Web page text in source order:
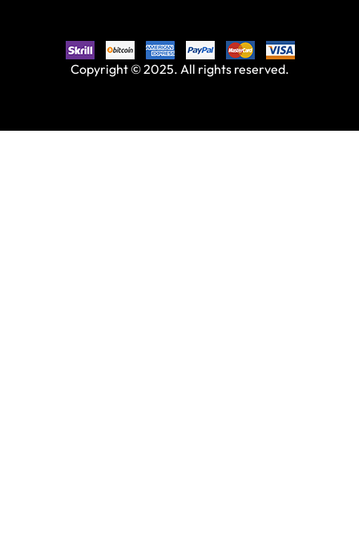
Copyright © 2025. All rights reserved.